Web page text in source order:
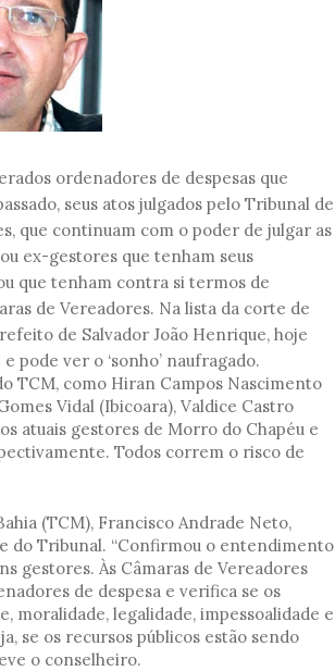
ordenadores de despesas que
seus atos julgados pelo Tribunal de
que continuam com o poder de julgar as
ex-gestores que tenham seus
que tenham contra si termos de
de Vereadores. Na lista da corte de
de Salvador João Henrique, hoje
pode ver o ‘sonho’ naufragado.
TCM, como Hiran Campos Nascimento
Vidal (Ibicoara), Valdice Castro
atuais gestores de Morro do Chapéu e
Todos correm o risco de
(TCM), Francisco Andrade Neto,
do Tribunal. “Confirmou o entendimento
gestores. Às Câmaras de Vereadores
de despesa e verifica se os
moralidade, legalidade, impessoalidade e
se os recursos públicos estão sendo
o conselheiro.